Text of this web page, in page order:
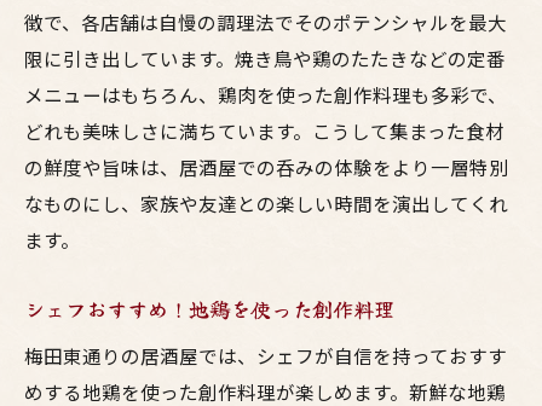
徴で、各店舗は自慢の調理法でそのポテンシャルを最大
限に引き出しています。焼き鳥や鶏のたたきなどの定番
メニューはもちろん、鶏肉を使った創作料理も多彩で、
どれも美味しさに満ちています。こうして集まった食材
の鮮度や旨味は、居酒屋での呑みの体験をより一層特別
なものにし、家族や友達との楽しい時間を演出してくれ
ます。
シェフおすすめ！地鶏を使った創作料理
梅田東通りの居酒屋では、シェフが自信を持っておすす
めする地鶏を使った創作料理が楽しめます。新鮮な地鶏